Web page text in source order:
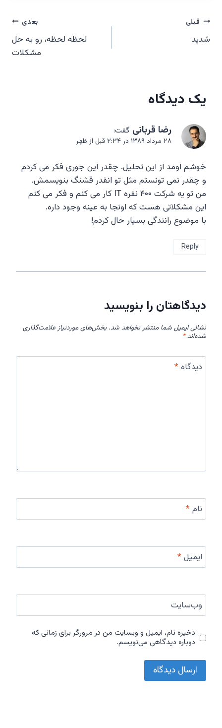
راهبری
نوشته‌ها
قبلی
شدید
بعدی
لحظه لحظه، رو به حل
مشکلات
یک دیدگاه
رضا قربانی گفت:
۲۸ مرداد ۱۳۸۹ در ۲:۳۴ قبل از ظهر
خوشم اومد از این تحلیل. چقدر این جوری فکر می کردم
و چقدر نمی تونستم مثل تو انقدر قشنگ بنویسمش.
من تو یه شرکت ۴۰۰ نفره IT کار می کنم و فکر می کنم
این مشکلاتی هست که اونجا به عینه وجود داره.
با موضوع رانندگی بسیار حال کردم!
Reply
دیدگاهتان را بنویسید
نشانی ایمیل شما منتشر نخواهد شد. بخش‌های موردنیاز علامت‌گذاری
شده‌اند*
دیدگاه*
نام*
ایمیل*
وب‌سایت
ذخیره نام، ایمیل و وبسایت من در مرورگر برای زمانی که
دوباره دیدگاهی می‌نویسم.